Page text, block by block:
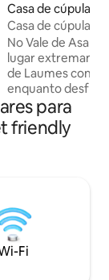
avaliação média
Casa de cúpula ⋅
Casa de cúpula
hidromassagem
No Vale de
lugar
de Laumes
enquanto
panorama do
arredores
nesta cúpula
cama, mesa com
cômoda.
de tabuleiro para
cúpula tem uma
para
friendly
Fi